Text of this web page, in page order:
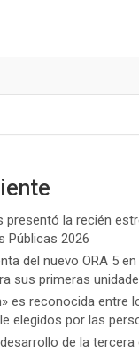
presentó la recién
Públicas 2026
del nuevo ORA 5
sus primeras
es reconocida entre
elegidos por las
de la tercera